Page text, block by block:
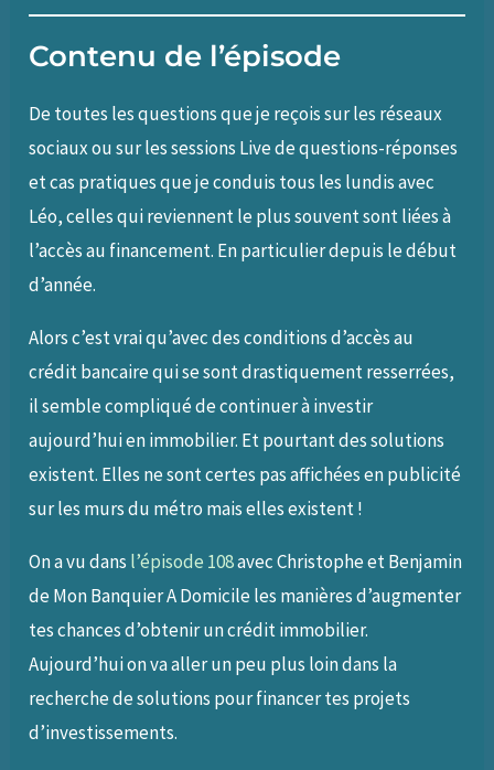
Contenu de l’épisode
De toutes les questions que je reçois sur les réseaux
sociaux ou sur les sessions Live de questions-réponses
et cas pratiques que je conduis tous les lundis avec
Léo, celles qui reviennent le plus souvent sont liées à
l’accès au financement. En particulier depuis le début
d’année.
Alors c’est vrai qu’avec des conditions d’accès au
crédit bancaire qui se sont drastiquement resserrées,
il semble compliqué de continuer à investir
aujourd’hui en immobilier. Et pourtant des solutions
existent. Elles ne sont certes pas affichées en publicité
sur les murs du métro mais elles existent !
On a vu dans l’épisode 108avec Christophe et Benjamin
de Mon Banquier A Domicile les manières d’augmenter
tes chances d’obtenir un crédit immobilier.
Aujourd’hui on va aller un peu plus loin dans la
recherche de solutions pour financer tes projets
d’investissements.